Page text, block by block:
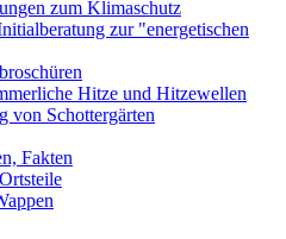
zum Klimaschutz
zur "energetischen
Hitze und Hitzewellen
von Schottergärten
Fakten